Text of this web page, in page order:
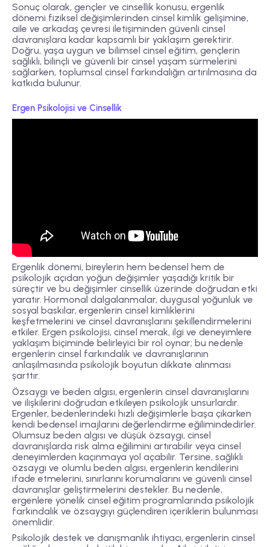
Sonuç olarak, gençler ve cinsellik konusu, ergenlik
dönemi fiziksel değişimlerinden cinsel kimlik gelişimine,
aile ve arkadaş çevresi iletişiminden güvenli cinsel
davranışlara kadar kapsamlı bir yaklaşım gerektirir.
Doğru, yaşa uygun ve bilimsel cinsel eğitim, gençlerin
sağlıklı, bilinçli ve güvenli bir cinsel yaşam sürmelerini
sağlarken, toplumsal cinsel farkındalığın artırılmasına da
katkıda bulunur.
Ergen Psikolojisi ve Cinsellik
Ergenlik dönemi, bireylerin hem bedensel hem de
psikolojik açıdan yoğun değişimler yaşadığı kritik bir
süreçtir ve bu değişimler cinsellik üzerinde doğrudan etki
yaratır. Hormonal dalgalanmalar, duygusal yoğunluk ve
sosyal baskılar, ergenlerin cinsel kimliklerini
keşfetmelerini ve cinsel davranışlarını şekillendirmelerini
etkiler. Ergen psikolojisi, cinsel merak, ilgi ve deneyimlere
yaklaşım biçiminde belirleyici bir rol oynar; bu nedenle
ergenlerin cinsel farkındalık ve davranışlarının
anlaşılmasında psikolojik boyutun dikkate alınması
şarttır.
Özsaygı ve beden algısı, ergenlerin cinsel davranışlarını
ve ilişkilerini doğrudan etkileyen psikolojik unsurlardır.
Ergenler, bedenlerindeki hızlı değişimlerle başa çıkarken
kendi bedensel imajlarını değerlendirme eğilimindedirler.
Olumsuz beden algısı ve düşük özsaygı, cinsel
davranışlarda risk alma eğilimini artırabilir veya cinsel
deneyimlerden kaçınmaya yol açabilir. Tersine, sağlıklı
özsaygı ve olumlu beden algısı, ergenlerin kendilerini
ifade etmelerini, sınırlarını korumalarını ve güvenli cinsel
davranışlar geliştirmelerini destekler. Bu nedenle,
ergenlere yönelik cinsel eğitim programlarında psikolojik
farkındalık ve özsaygıyı güçlendiren içeriklerin bulunması
önemlidir.
Psikolojik destek ve danışmanlık ihtiyacı, ergenlerin cinsel